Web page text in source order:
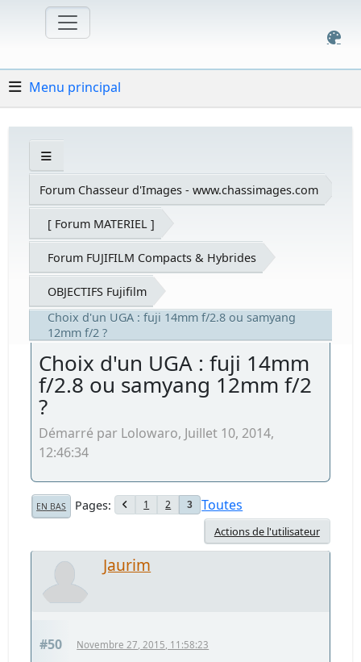
Menu principal
Forum Chasseur d'Images - www.chassimages.com
[ Forum MATERIEL ]
Forum FUJIFILM Compacts & Hybrides
OBJECTIFS Fujifilm
Choix d'un UGA : fuji 14mm f/2.8 ou samyang
12mm f/2 ?
Choix d'un UGA : fuji 14mm
f/2.8 ou samyang 12mm f/2
?
Démarré par Lolowaro, Juillet 10, 2014,
12:46:34
EN BAS Pages 1 2 3 Toutes
Actions de l'utilisateur
Jaurim
#50 Novembre 27, 2015, 11:58:23